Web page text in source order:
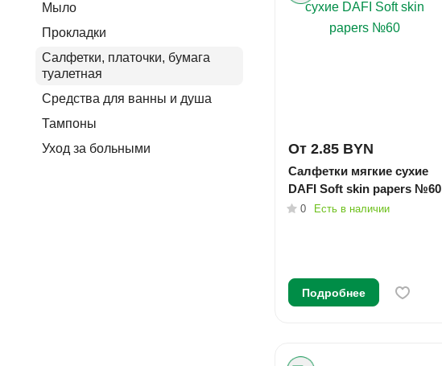
От 2.85 BYN
Салфетки мягкие сухие
DAFI Soft skin papers №60
0 Есть в наличии
Подробнее
Мыло
Прокладки
Салфетки, платочки, бумага
туалетная
Средства для ванны и душа
Тампоны
Уход за больными